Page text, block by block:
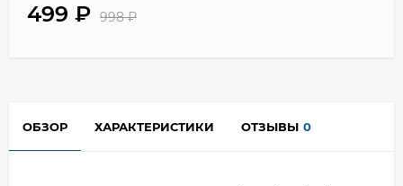
499 ₽ 998₽
ОБЗОР ХАРАКТЕРИСТИКИ ОТЗЫВЫ 0